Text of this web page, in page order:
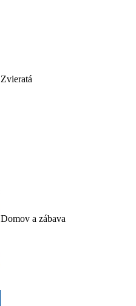
Zvieratá
Domov a zábava